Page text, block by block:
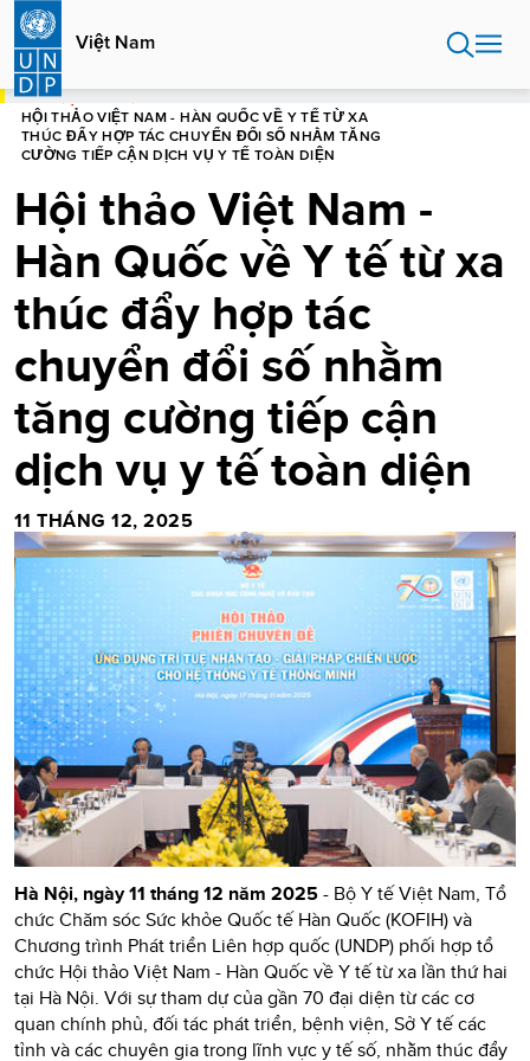
Nhảy
đến
nội
dung
Việt Nam
NHÀVIỆT NAM
HỘI THẢO VIỆT NAM - HÀN QUỐC VỀ Y TẾ TỪ XA
THÚC ĐẨY HỢP TÁC CHUYỂN ĐỔI SỐ NHẰM TĂNG
CƯỜNG TIẾP CẬN DỊCH VỤ Y TẾ TOÀN DIỆN
Hội thảo Việt Nam -
Hàn Quốc về Y tế từ xa
thúc đẩy hợp tác
chuyển đổi số nhằm
tăng cường tiếp cận
dịch vụ y tế toàn diện
11 THÁNG 12, 2025
Hà Nội, ngày 11 tháng 12 năm 2025- Bộ Y tế Việt Nam, Tổ
chức Chăm sóc Sức khỏe Quốc tế Hàn Quốc (KOFIH) và
Chương trình Phát triển Liên hợp quốc (UNDP) phối hợp tổ
chức Hội thảo Việt Nam - Hàn Quốc về Y tế từ xa lần thứ hai
tại Hà Nội. Với sự tham dự của gần 70 đại diện từ các cơ
quan chính phủ, đối tác phát triển, bệnh viện, Sở Y tế các
tỉnh và các chuyên gia trong lĩnh vực y tế số, nhằm thúc đẩy